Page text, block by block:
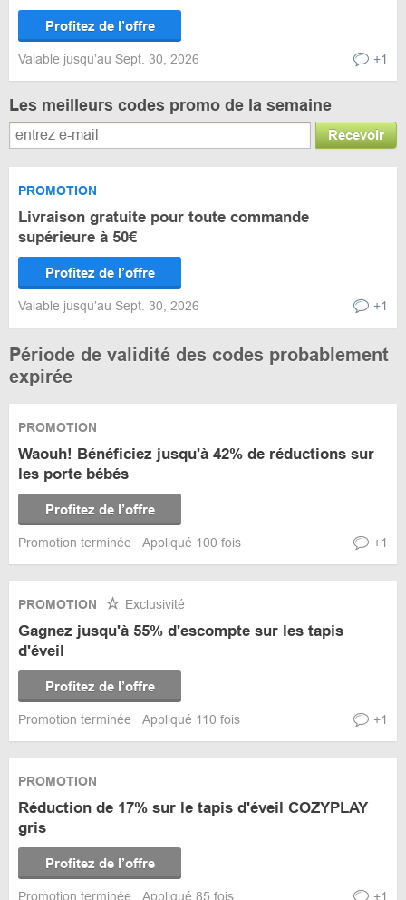
Profitez de l’offre
Valable jusqu’au Sept. 30, 2026 +1
Les meilleurs codes promo de la semaine
Recevoir
PROMOTION
Livraison gratuite pour toute commande
supérieure à 50€
Profitez de l’offre
Valable jusqu’au Sept. 30, 2026 +1
Période de validité des codes probablement
expirée
PROMOTION
Waouh! Bénéficiez jusqu'à 42% de réductions sur
les porte bébés
Profitez de l’offre
Promotion terminée Appliqué 100 fois +1
PROMOTION Exclusivité
Gagnez jusqu'à 55% d'escompte sur les tapis
d'éveil
Profitez de l’offre
Promotion terminée Appliqué 110 fois +1
PROMOTION
Réduction de 17% sur le tapis d'éveil COZYPLAY
gris
Profitez de l’offre
Promotion terminée Appliqué 85 fois +1